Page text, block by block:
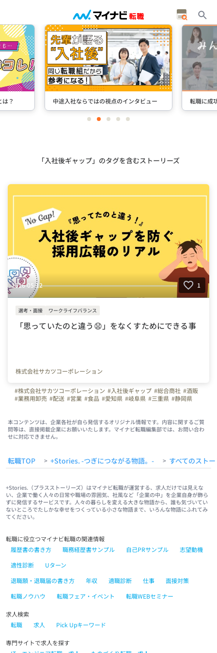
？ 中途入社ならではの視点のインタビュー 転職に成
itemitemitemitemitem
「入社後ギャップ」のタグを含むストーリーズ
2026-05-12 1
選考・面接 ワークライフバランス
「思っていたのと違う😧」をなくすためにできる事
株式会社サカツコーポレーション
#株式会社サカツコーポレーション #入社後ギャップ #総合商社 #酒販
#業務用卸売 #配送 #営業 #食品 #愛知県 #岐阜県 #三重県 #静岡県
本コンテンツは、企業各社が自ら発信するオリジナル情報です。内容に関するご質
問等は、直接掲載企業にお願いいたします。マイナビ転職編集部では、お問い合わ
せに対応できません。
転職TOP > +Stories. -つぎにつながる物語。- > すべてのスト
+Stories.（プラスストーリーズ）はマイナビ転職が運営する、求人だけでは見えな
い、企業で働く人々の日常や職場の雰囲気、社風など「企業の中」を企業自身が飾ら
ずに発信するサービスです。人々の暮らしを変える大きな物語から、誰も気づいてい
ないところでたしかな幸せをつくっている小さな物語まで、いろんな物語にふれてみ
てください。
転職に役立つマイナビ転職の関連情報
履歴書の書き方
職務経歴書サンプル 自己PRサンプル
志望動機
適性診断
Uターン
退職願・退職届の書き方
年収 適職診断 仕事
面接対策
転職ノウハウ
転職フェア・イベント 転職WEBセミナー
求人検索
転職
求人 Pick Upキーワード
専門サイトで求人を探す